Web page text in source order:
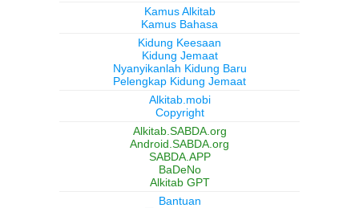
Kamus Alkitab
Kamus Bahasa
Kidung Keesaan
Kidung Jemaat
Nyanyikanlah Kidung Baru
Pelengkap Kidung Jemaat
Alkitab.mobi
Copyright
Alkitab.SABDA.org
Android.SABDA.org
SABDA.APP
BaDeNo
Alkitab GPT
Bantuan